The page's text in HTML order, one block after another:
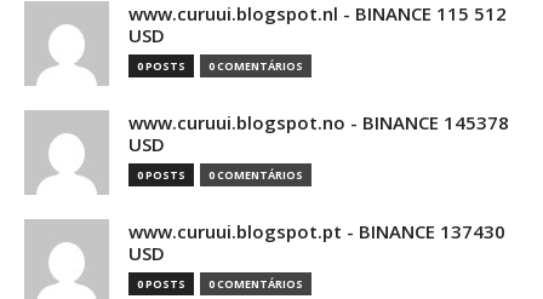
www.curuui.blogspot.nl - BINANCE 115 512
USD
0 POSTS 0 COMENTÁRIOS
www.curuui.blogspot.no - BINANCE 145378
USD
0 POSTS 0 COMENTÁRIOS
www.curuui.blogspot.pt - BINANCE 137430
USD
0 POSTS 0 COMENTÁRIOS